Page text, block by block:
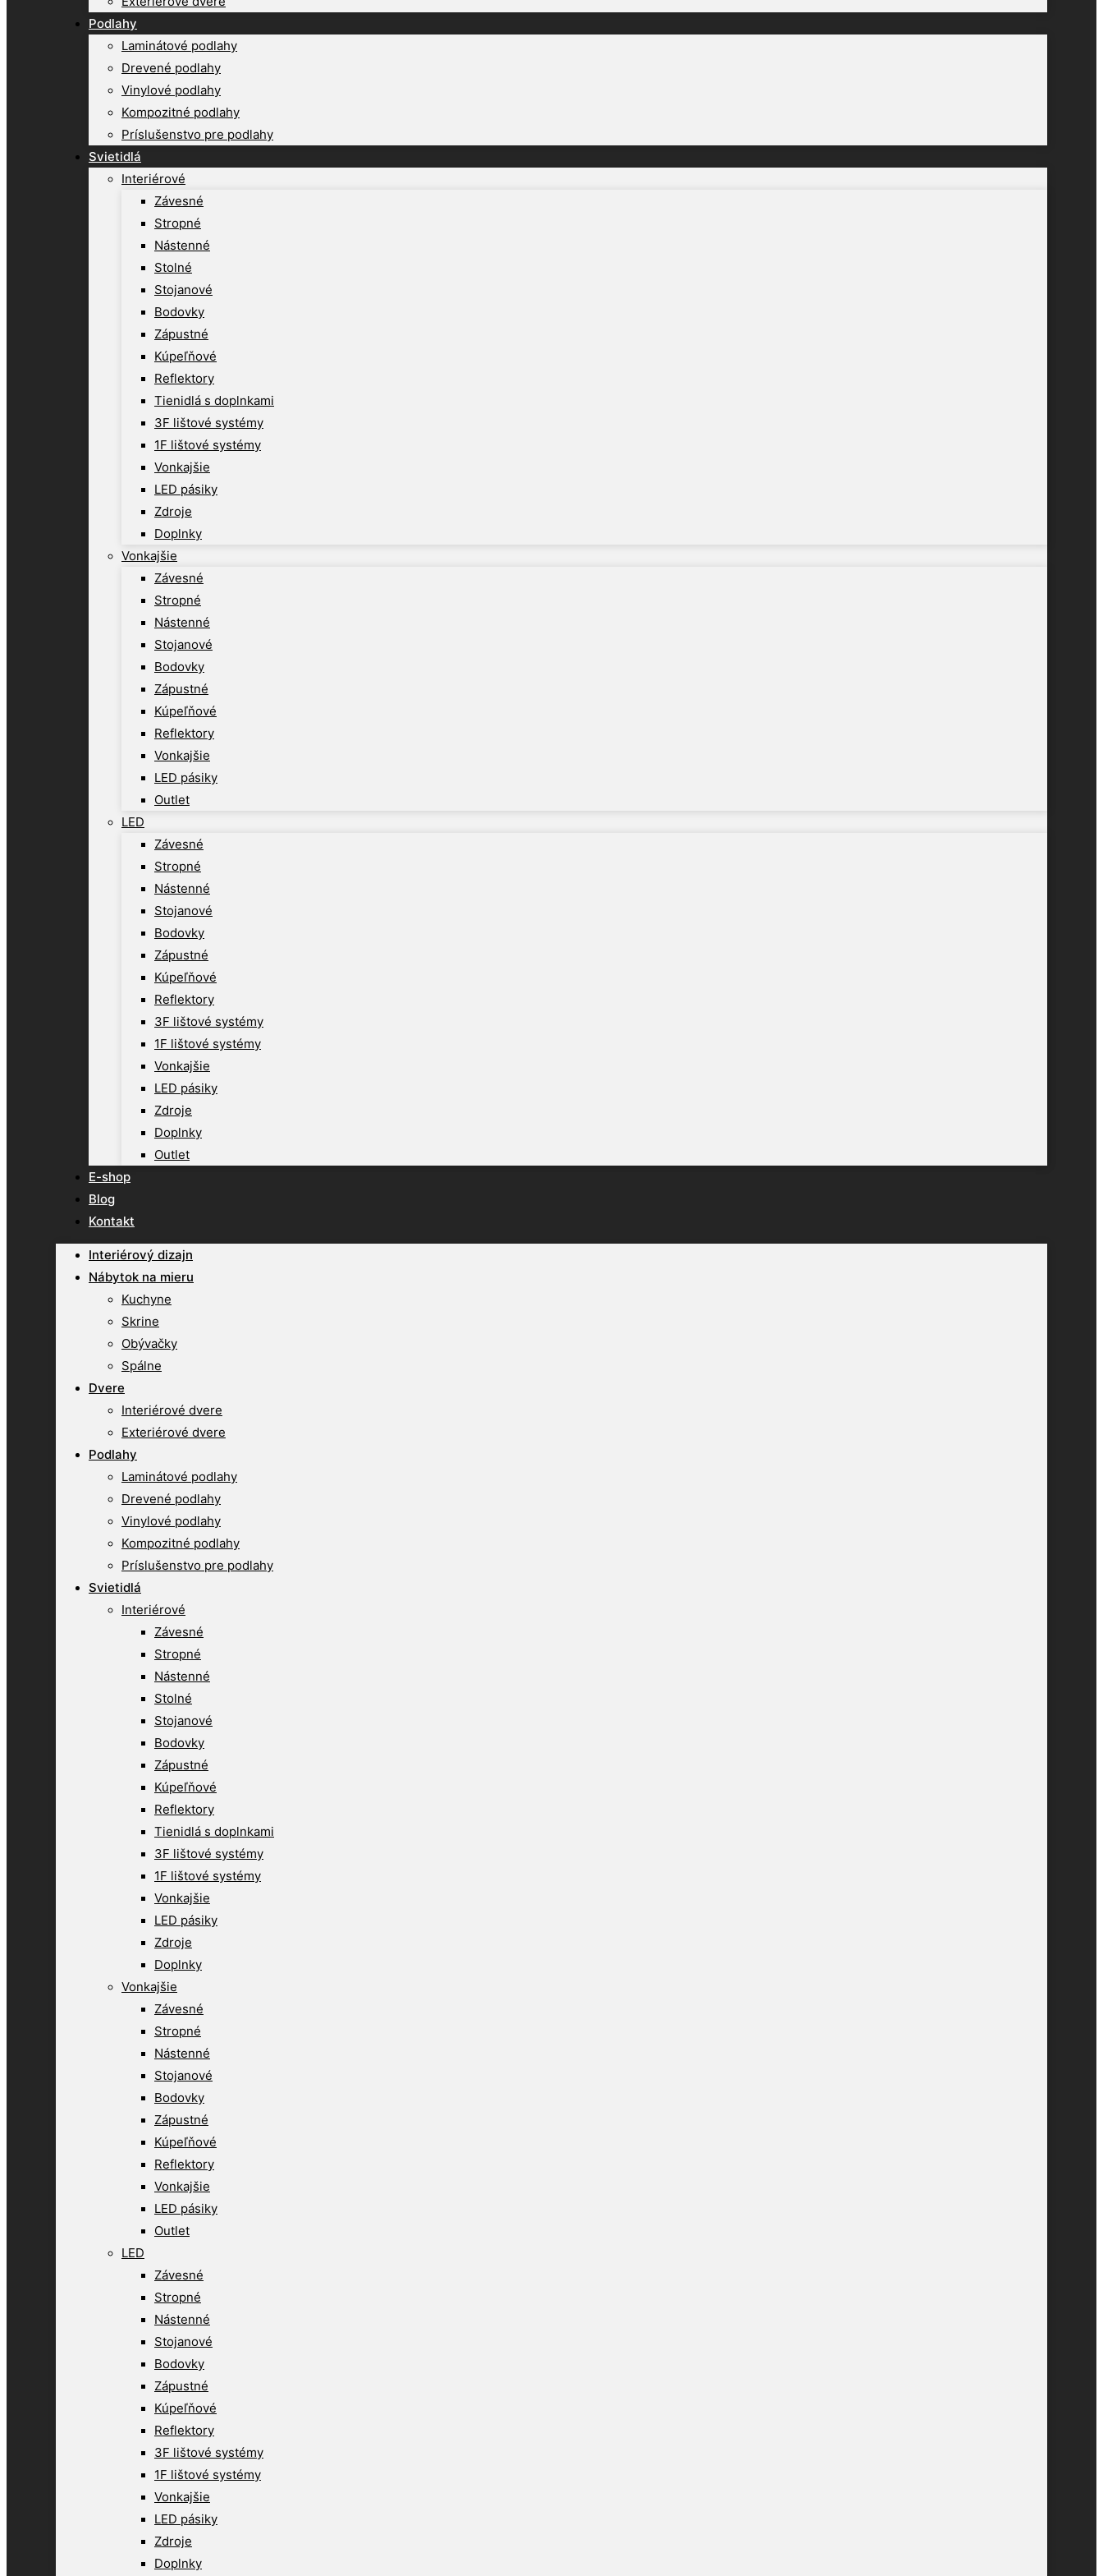
Podlahy
Laminátové podlahy
Drevené podlahy
Vinylové podlahy
Kompozitné podlahy
Príslušenstvo pre podlahy
Svietidlá
Interiérové
Závesné
Stropné
Nástenné
Stolné
Stojanové
Bodovky
Zápustné
Kúpeľňové
Reflektory
Tienidlá s doplnkami
3F lištové systémy
1F lištové systémy
Vonkajšie
LED pásiky
Zdroje
Doplnky
Vonkajšie
Závesné
Stropné
Nástenné
Stojanové
Bodovky
Zápustné
Kúpeľňové
Reflektory
Vonkajšie
LED pásiky
Outlet
LED
Závesné
Stropné
Nástenné
Stojanové
Bodovky
Zápustné
Kúpeľňové
Reflektory
3F lištové systémy
1F lištové systémy
Vonkajšie
LED pásiky
Zdroje
Doplnky
Outlet
E-shop
Blog
Kontakt
Interiérový dizajn
Nábytok na mieru
Kuchyne
Skrine
Obývačky
Spálne
Dvere
Interiérové dvere
Exteriérové dvere
Podlahy
Laminátové podlahy
Drevené podlahy
Vinylové podlahy
Kompozitné podlahy
Príslušenstvo pre podlahy
Svietidlá
Interiérové
Závesné
Stropné
Nástenné
Stolné
Stojanové
Bodovky
Zápustné
Kúpeľňové
Reflektory
Tienidlá s doplnkami
3F lištové systémy
1F lištové systémy
Vonkajšie
LED pásiky
Zdroje
Doplnky
Vonkajšie
Závesné
Stropné
Nástenné
Stojanové
Bodovky
Zápustné
Kúpeľňové
Reflektory
Vonkajšie
LED pásiky
Outlet
LED
Závesné
Stropné
Nástenné
Stojanové
Bodovky
Zápustné
Kúpeľňové
Reflektory
3F lištové systémy
1F lištové systémy
Vonkajšie
LED pásiky
Zdroje
Doplnky